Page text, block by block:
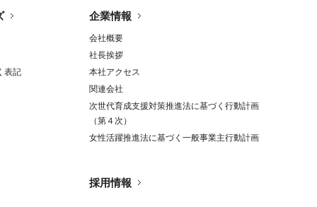
表記
企業情報
会社概要
社長挨拶
本社アクセス
関連会社
次世代育成支援対策推進法に基づく行動計画
（第４次）
女性活躍推進法に基づく一般事業主行動計画
採用情報